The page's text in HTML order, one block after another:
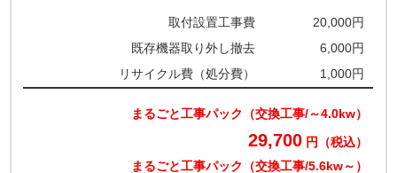
取付設置工事費
20,000円
既存機器取り外し撤去
6,000円
リサイクル費（処分費）
1,000円
まるごと工事パック（交換工事/～4.0kw）
29,700 円（税込）
まるごと工事パック（交換工事/5.6kw～）